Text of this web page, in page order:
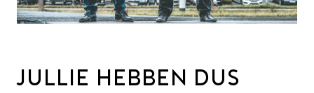
JULLIE HEBBEN DUS